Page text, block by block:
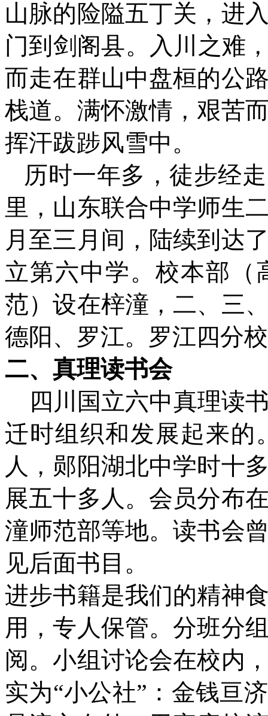
山脉的险隘五丁关，进
门到剑阁县。入川之难
而走在群山中盘桓的公
栈道。满怀激情，艰苦
挥汗跋踄风雪中。
历时一年多，徒步经
里，山东联合中学师生
月至三月间，陆续到达
立第六中学。校本部（
范）设在梓潼，二、三
德阳、罗江。罗江四分
二、真理读书会
四川国立六中真理读
迁时组织和发展起来的
人，郧阳湖北中学时十
展五十多人。会员分布
潼师范部等地。读书会
见后面书目。
进步书籍是我们的精神
用，专人保管。分班分
阅。小组讨论会在校内
实为“小公社”：金钱亘